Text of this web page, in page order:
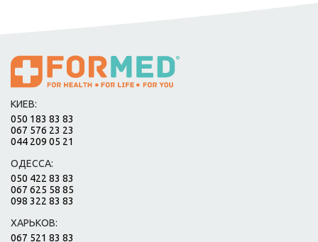
КИЕВ:
050 183 83 83
067 576 23 23
044 209 05 21
ОДЕССА:
050 422 83 83
067 625 58 85
098 322 83 83
ХАРЬКОВ:
067 521 83 83